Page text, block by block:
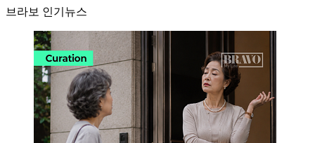
브라보 인기뉴스